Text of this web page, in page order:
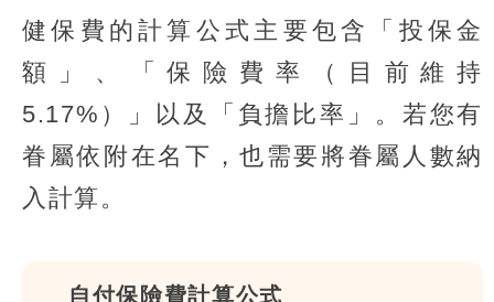
健保費的計算公式主要包含「投保金
額」、「保險費率（目前維持
5.17%）」以及「負擔比率」。若您有
眷屬依附在名下，也需要將眷屬人數納
入計算。
自付保險費計算公式